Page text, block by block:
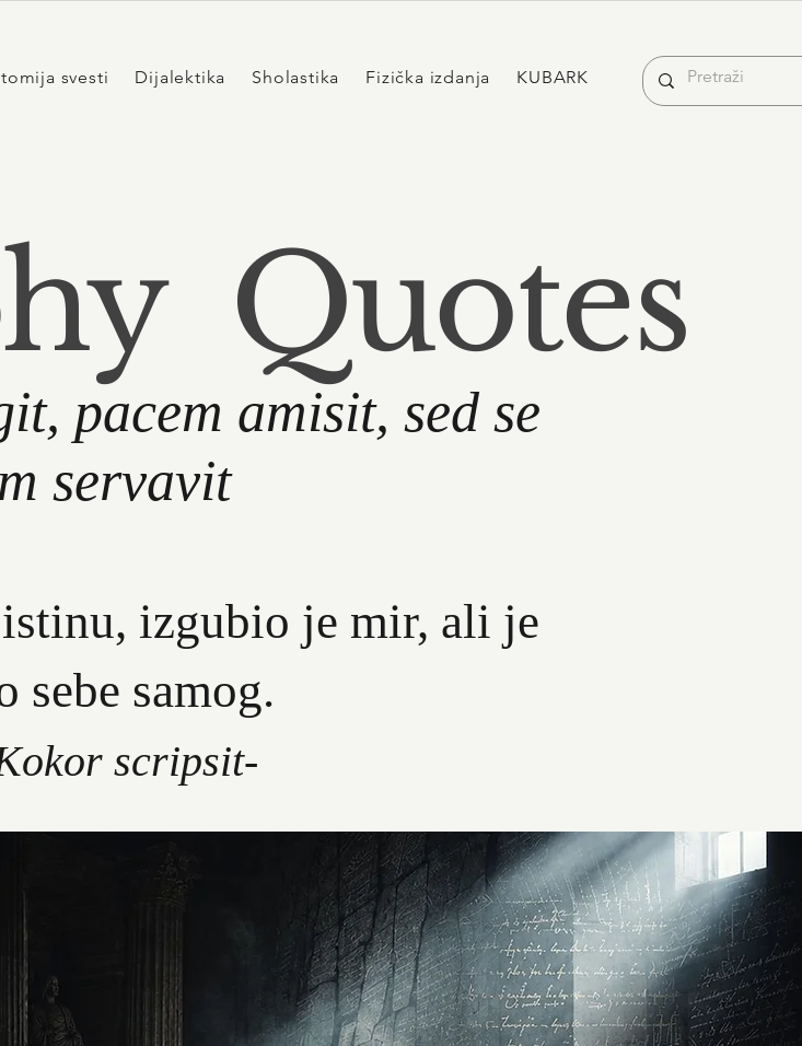
svesti Dijalektika Sholastika Fizička izdanja KUBARK
Quotes
pacem amisit, sed se
servavit
izgubio je mir, ali je
sebe samog.
scripsit-